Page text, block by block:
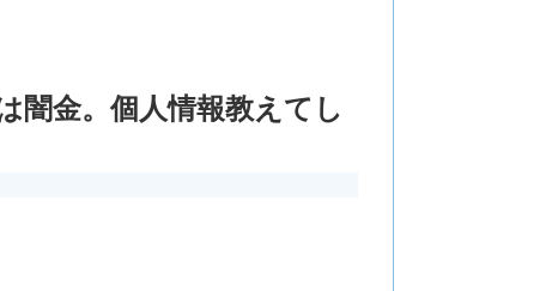
闇金。個人情報教えてし